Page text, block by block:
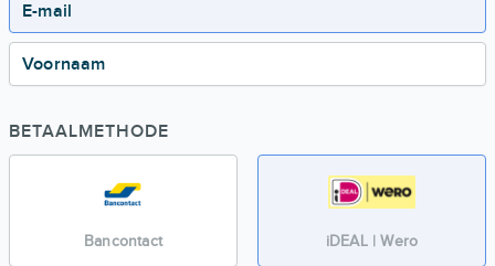
E-mail
Voornaam
BETAALMETHODE
Bancontact iDEAL | Wero